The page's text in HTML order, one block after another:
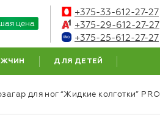
цена
+375-33-612-27-27
+375-29-612-27-27
+375-25-612-27-27
ДЛЯ ДЕТЕЙ
для ног “Жидкие колготки”